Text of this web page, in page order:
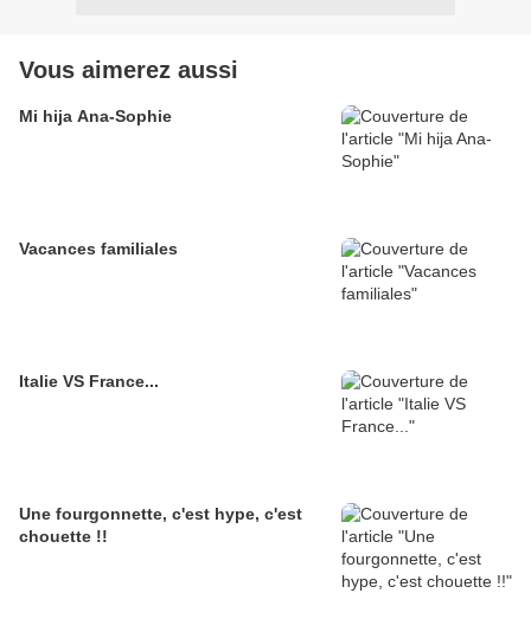
Vous aimerez aussi
Mi hija Ana-Sophie
Vacances familiales
Italie VS France...
Une fourgonnette, c'est hype, c'est
chouette !!